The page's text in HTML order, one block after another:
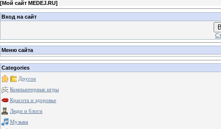
[Мой сайт MEDEJ.RU]
Вход на сайт
Меню сайта
Categories
Другое
Компьютерные игры
Красота и здоровье
Люди и блоги
Музыка